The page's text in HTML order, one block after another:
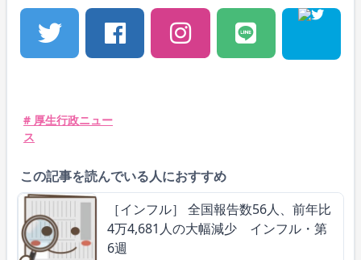
# 厚生行政ニュー
ス
この記事を読んでいる人におすすめ
［インフル］ 全国報告数56人、前年比
4万4,681人の大幅減少 インフル・第
6週